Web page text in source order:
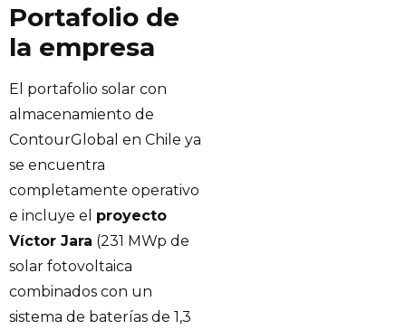
Portafolio de
la empresa
El portafolio solar con
almacenamiento de
ContourGlobal en Chile ya
se encuentra
completamente operativo
e incluye el proyecto
Víctor Jara (231 MWp de
solar fotovoltaica
combinados con un
sistema de baterías de 1,3